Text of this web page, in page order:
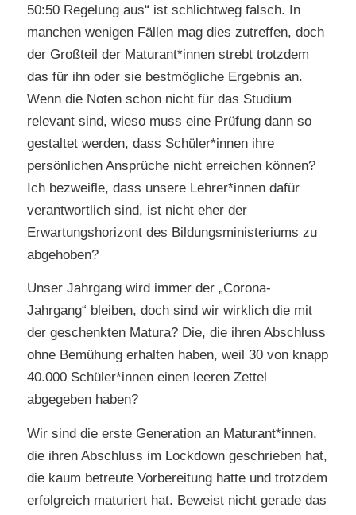
50:50 Regelung aus“ ist schlichtweg falsch. In
manchen wenigen Fällen mag dies zutreffen, doch
der Großteil der Maturant*innen strebt trotzdem
das für ihn oder sie bestmögliche Ergebnis an.
Wenn die Noten schon nicht für das Studium
relevant sind, wieso muss eine Prüfung dann so
gestaltet werden, dass Schüler*innen ihre
persönlichen Ansprüche nicht erreichen können?
Ich bezweifle, dass unsere Lehrer*innen dafür
verantwortlich sind, ist nicht eher der
Erwartungshorizont des Bildungsministeriums zu
abgehoben?
Unser Jahrgang wird immer der „Corona-
Jahrgang“ bleiben, doch sind wir wirklich die mit
der geschenkten Matura? Die, die ihren Abschluss
ohne Bemühung erhalten haben, weil 30 von knapp
40.000 Schüler*innen einen leeren Zettel
abgegeben haben?
Wir sind die erste Generation an Maturant*innen,
die ihren Abschluss im Lockdown geschrieben hat,
die kaum betreute Vorbereitung hatte und trotzdem
erfolgreich maturiert hat. Beweist nicht gerade das